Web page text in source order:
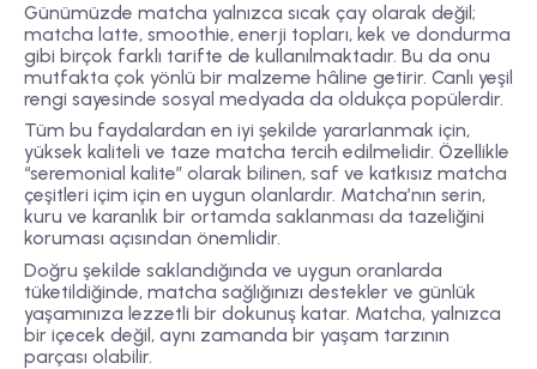
Günümüzde matcha yalnızca sıcak çay olarak değil;
matcha latte, smoothie, enerji topları, kek ve dondurma
gibi birçok farklı tarifte de kullanılmaktadır. Bu da onu
mutfakta çok yönlü bir malzeme hâline getirir. Canlı yeşil
rengi sayesinde sosyal medyada da oldukça popülerdir.
Tüm bu faydalardan en iyi şekilde yararlanmak için,
yüksek kaliteli ve taze matcha tercih edilmelidir. Özellikle
“seremonial kalite” olarak bilinen, saf ve katkısız matcha
çeşitleri içim için en uygun olanlardır. Matcha’nın serin,
kuru ve karanlık bir ortamda saklanması da tazeliğini
koruması açısından önemlidir.
Doğru şekilde saklandığında ve uygun oranlarda
tüketildiğinde, matcha sağlığınızı destekler ve günlük
yaşamınıza lezzetli bir dokunuş katar. Matcha, yalnızca
bir içecek değil, aynı zamanda bir yaşam tarzının
parçası olabilir.